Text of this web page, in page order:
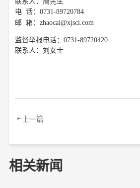
电 话：0731-89720784
邮 箱：zhaocai@xjsci.com
监督举报电话：0731-89720420
联系人：刘女士
上一篇
相关新闻